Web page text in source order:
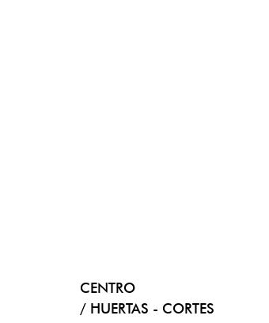
CENTRO
/ HUERTAS - CORTES